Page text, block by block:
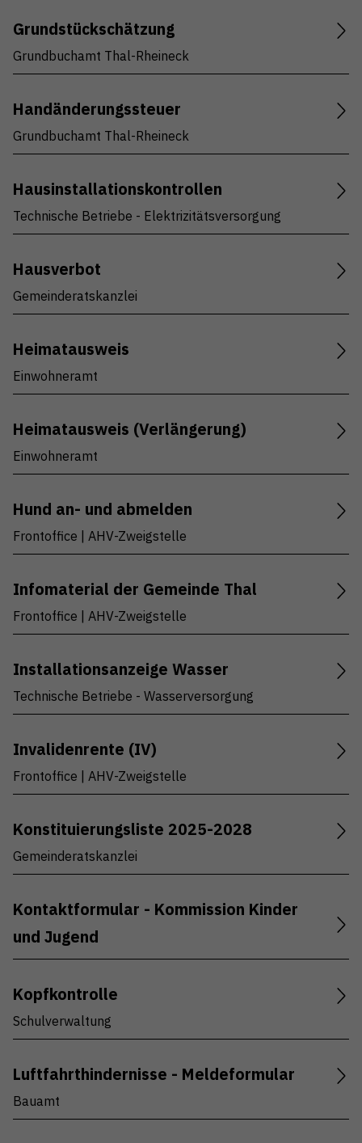
Grundstückschätzung
Grundbuchamt Thal-Rheineck
Handänderungssteuer
Grundbuchamt Thal-Rheineck
Hausinstallationskontrollen
Technische Betriebe - Elektrizitätsversorgung
Hausverbot
Gemeinderatskanzlei
Heimatausweis
Einwohneramt
Heimatausweis (Verlängerung)
Einwohneramt
Hund an- und abmelden
Frontoffice | AHV-Zweigstelle
Infomaterial der Gemeinde Thal
Frontoffice | AHV-Zweigstelle
Installationsanzeige Wasser
Technische Betriebe - Wasserversorgung
Invalidenrente (IV)
Frontoffice | AHV-Zweigstelle
Konstituierungsliste 2025-2028
Gemeinderatskanzlei
Kontaktformular - Kommission Kinder
und Jugend
Kopfkontrolle
Schulverwaltung
Luftfahrthindernisse - Meldeformular
Bauamt